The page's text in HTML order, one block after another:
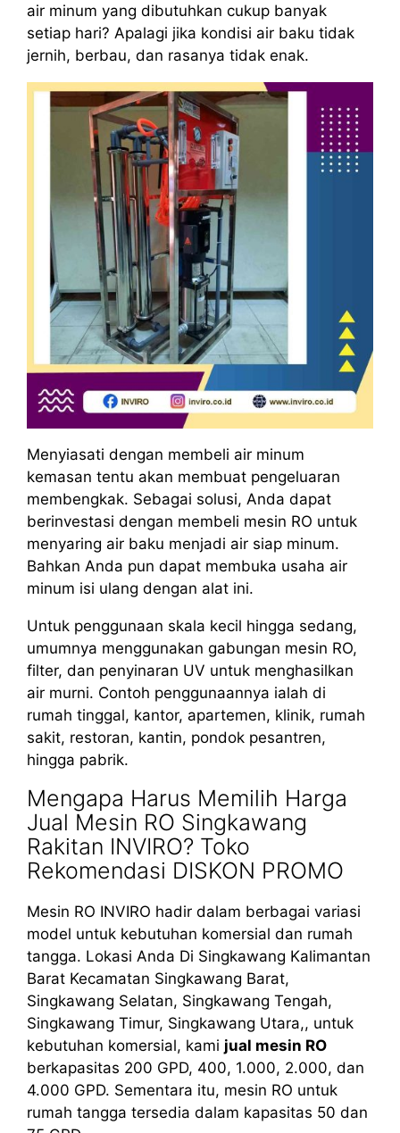
air minum yang dibutuhkan cukup banyak
setiap hari? Apalagi jika kondisi air baku tidak
jernih, berbau, dan rasanya tidak enak.
Menyiasati dengan membeli air minum
kemasan tentu akan membuat pengeluaran
membengkak. Sebagai solusi, Anda dapat
berinvestasi dengan membeli mesin RO untuk
menyaring air baku menjadi air siap minum.
Bahkan Anda pun dapat membuka usaha air
minum isi ulang dengan alat ini.
Untuk penggunaan skala kecil hingga sedang,
umumnya menggunakan gabungan mesin RO,
filter, dan penyinaran UV untuk menghasilkan
air murni. Contoh penggunaannya ialah di
rumah tinggal, kantor, apartemen, klinik, rumah
sakit, restoran, kantin, pondok pesantren,
hingga pabrik.
Mengapa Harus Memilih Harga
Jual Mesin RO Singkawang
Rakitan INVIRO? Toko
Rekomendasi DISKON PROMO
Mesin RO INVIRO hadir dalam berbagai variasi
model untuk kebutuhan komersial dan rumah
tangga. Lokasi Anda Di Singkawang Kalimantan
Barat Kecamatan Singkawang Barat,
Singkawang Selatan, Singkawang Tengah,
Singkawang Timur, Singkawang Utara,, untuk
kebutuhan komersial, kami jual mesin RO
berkapasitas 200 GPD, 400, 1.000, 2.000, dan
4.000 GPD. Sementara itu, mesin RO untuk
rumah tangga tersedia dalam kapasitas 50 dan